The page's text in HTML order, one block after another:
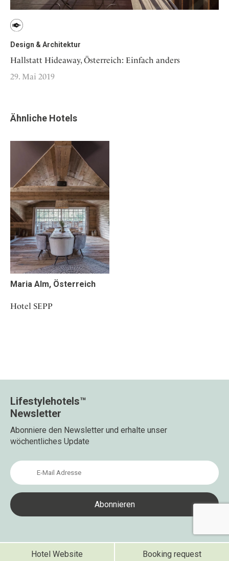
Hotel Website Booking request
Design & Architektur
Hallstatt Hideaway, Österreich: Einfach anders
29. Mai 2019
Ähnliche Hotels
Maria Alm, Österreich
Hotel SEPP
Lifestylehotels™
Newsletter
Abonniere den Newsletter und erhalte unser
wöchentliches Update